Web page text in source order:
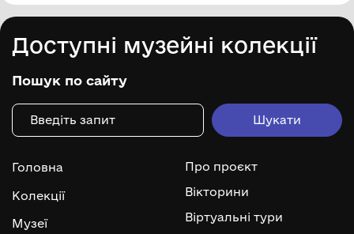
Доступні музейні колекції
Пошук по сайту
Головна
Колекції
Музеї
Про проєкт
Вікторини
Віртуальні тури